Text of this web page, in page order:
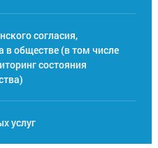
согласия,
в обществе (в том числе
состояния
услуг